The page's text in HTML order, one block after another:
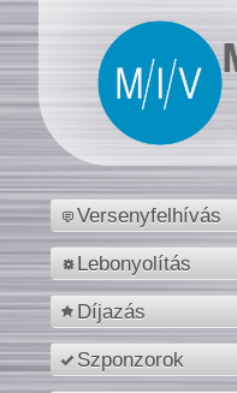
Versenyfelhívás
Lebonyolítás
Díjazás
Szponzorok